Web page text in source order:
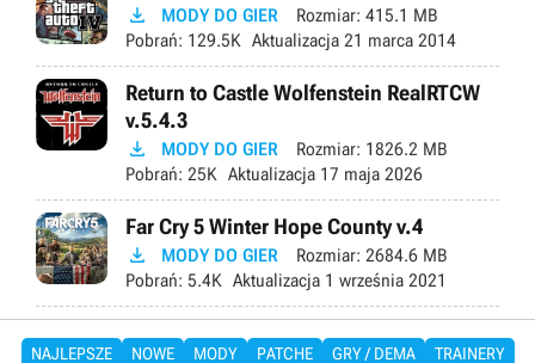
 MODY DO GIER Rozmiar: 415.1 MB
Pobrań: 129.5K Aktualizacja 21 marca 2014
Return to Castle Wolfenstein RealRTCW
v.5.4.3
 MODY DO GIER Rozmiar: 1826.2 MB
Pobrań: 25K Aktualizacja 17 maja 2026
Far Cry 5 Winter Hope County v.4
 MODY DO GIER Rozmiar: 2684.6 MB
Pobrań: 5.4K Aktualizacja 1 września 2021
NAJLEPSZE NOWE MODY PATCHE GRY / DEMA
TRAINERY